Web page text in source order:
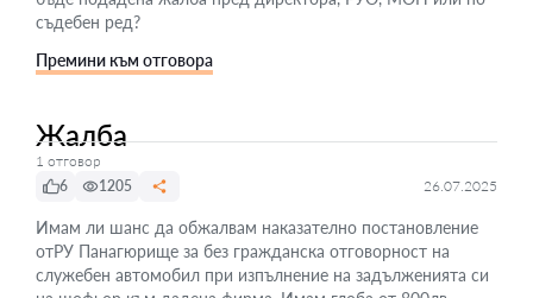
съдебен ред?
Премини към отговора
Жалба
1 отговор
6
1205 26.07.2025
Имам ли шанс да обжалвам наказателно постановление
отРУ Панагюрище за без гражданска отговорност на
служебен автомобил при изпълнение на задълженията си